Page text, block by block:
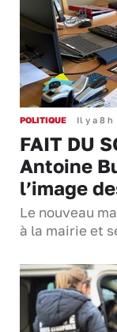
POLITIQUE Il y a 8 h
FAIT DU
Antoine
l’image
Le nouveau
à la mairie et